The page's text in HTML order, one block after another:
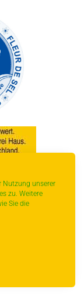
Nutzung unserer
zu. Weitere
Sie die
für andere Länder